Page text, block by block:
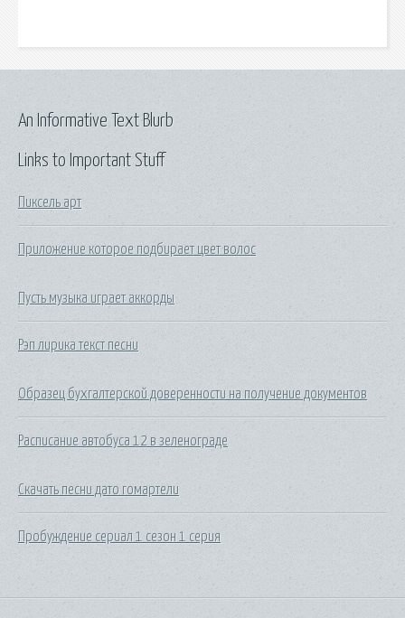
Links to Important Stuff
Пиксель арт
Приложение которое подбирает цвет волос
Пусть музыка играет аккорды
Рэп лирика текст песни
Образец бухгалтерской доверенности на получение документов
Расписание автобуса 12 в зеленограде
Скачать песни дато гомартели
Пробуждение сериал 1 сезон 1 серия
An Informative Text Blurb